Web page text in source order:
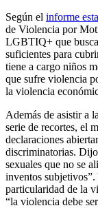
Según el informe
de Violencia por
LGBTIQ+ que
suficientes para
tiene a cargo niños
que sufre violencia
la violencia
Además de asistir a
serie de recortes, el
declaraciones
discriminatorias.
sexuales que no se
inventos
particularidad de la
“la violencia debe